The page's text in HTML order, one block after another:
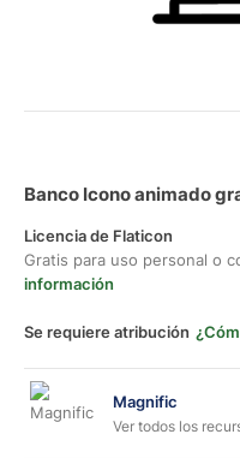
Banco Icono animado
Licencia de Flaticon
Gratis para uso personal o
información
Se requiere atribución
Magnific
Ver todos los